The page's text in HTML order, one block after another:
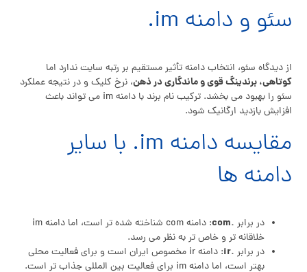
سئو و دامنه im.
از دیدگاه سئو، انتخاب دامنه تأثیر مستقیم بر رتبه سایت ندارد اما
کوتاهی، برندینگ قوی و ماندگاری در ذهن، نرخ کلیک و در نتیجه عملکرد
سئو را بهبود می‌ بخشد. ترکیب نام برند با دامنه im می‌ تواند باعث
افزایش بازدید ارگانیک شود.
مقایسه دامنه im. با سایر
دامنه‌ ها
در برابر .com
: دامنه com شناخته‌ شده‌ تر است، اما دامنه im
خلاقانه‌ تر و خاص‌ تر به نظر می‌ رسد.
در برابر .ir
: دامنه ir مخصوص ایران است و برای فعالیت محلی
بهتر است، اما دامنه im برای فعالیت بین‌ المللی جذاب‌ تر است.